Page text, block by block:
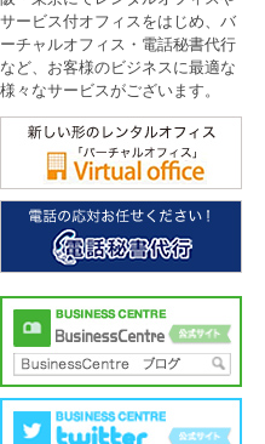
サービス付オフィスをはじめ、バ
ーチャルオフィス・電話秘書代行
など、お客様のビジネスに最適な
様々なサービスがございます。